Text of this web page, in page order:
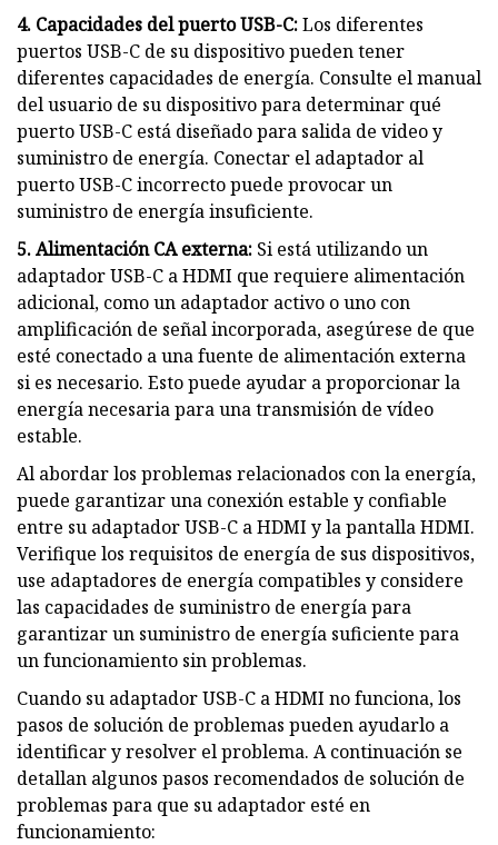
4. Capacidades del puerto USB-C:Los diferentes
puertos USB-C de su dispositivo pueden tener
diferentes capacidades de energía. Consulte el manual
del usuario de su dispositivo para determinar qué
puerto USB-C está diseñado para salida de video y
suministro de energía. Conectar el adaptador al
puerto USB-C incorrecto puede provocar un
suministro de energía insuficiente.
5. Alimentación CA externa: Si está utilizando un
adaptador USB-C a HDMI que requiere alimentación
adicional, como un adaptador activo o uno con
amplificación de señal incorporada, asegúrese de que
esté conectado a una fuente de alimentación externa
si es necesario. Esto puede ayudar a proporcionar la
energía necesaria para una transmisión de vídeo
estable.
Al abordar los problemas relacionados con la energía,
puede garantizar una conexión estable y confiable
entre su adaptador USB-C a HDMI y la pantalla HDMI.
Verifique los requisitos de energía de sus dispositivos,
use adaptadores de energía compatibles y considere
las capacidades de suministro de energía para
garantizar un suministro de energía suficiente para
un funcionamiento sin problemas.
Cuando su adaptador USB-C a HDMI no funciona, los
pasos de solución de problemas pueden ayudarlo a
identificar y resolver el problema. A continuación se
detallan algunos pasos recomendados de solución de
problemas para que su adaptador esté en
funcionamiento: